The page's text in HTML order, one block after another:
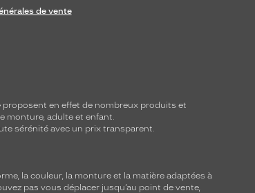
de vente
proposent en effet de nombreux produits et
monture, adulte et enfant.
sérénité avec un prix transparent.
la couleur, la monture et la matière adaptées à
pas vous déplacer jusqu’au point de vente,